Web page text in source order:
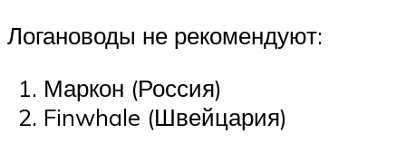
Логановоды не рекомендуют:
Маркон (Россия)
Finwhale (Швейцария)